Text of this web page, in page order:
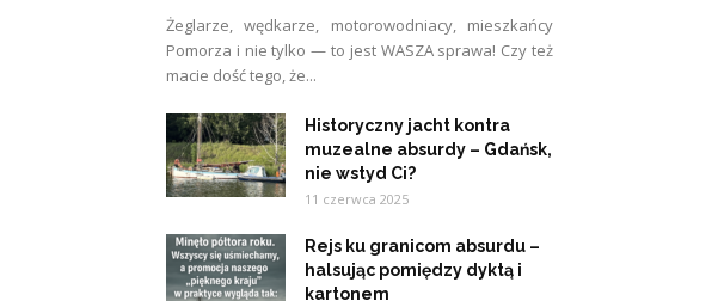
Żeglarze, wędkarze, motorowodniacy, mieszkańcy
Pomorza i nie tylko — to jest WASZA sprawa! Czy też
macie dość tego, że...
Historyczny jacht kontra
muzealne absurdy – Gdańsk,
nie wstyd Ci?
11 czerwca 2025
Rejs ku granicom absurdu –
halsując pomiędzy dyktą i
kartonem